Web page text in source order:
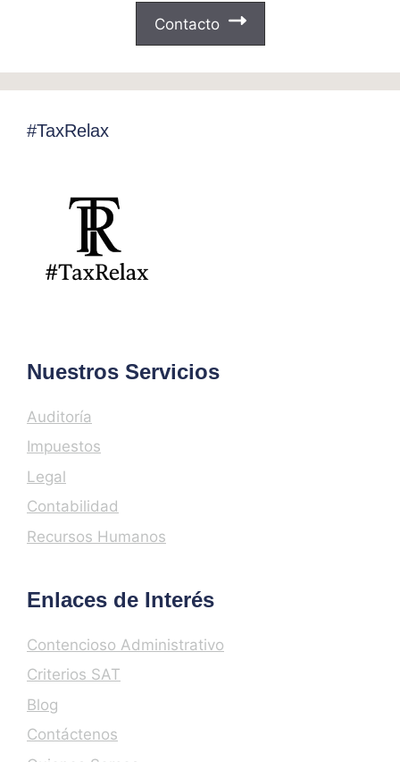
Contacto
#TaxRelax
Nuestros Servicios
Auditoría
Impuestos
Legal
Contabilidad
Recursos Humanos
Enlaces de Interés
Contencioso Administrativo
Criterios SAT
Blog
Contáctenos